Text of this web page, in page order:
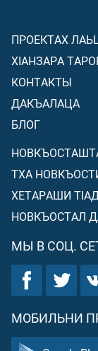
ПРОЕКТАХ
ХIАНЗАРА
КОНТАКТЫ
ДАКЪАЛАЦА
БЛОГ
ТХА
ХЕТАРАШИ
НОВКЪОСТАЛ
МЫ В СОЦ.
МОБИЛЬНИ